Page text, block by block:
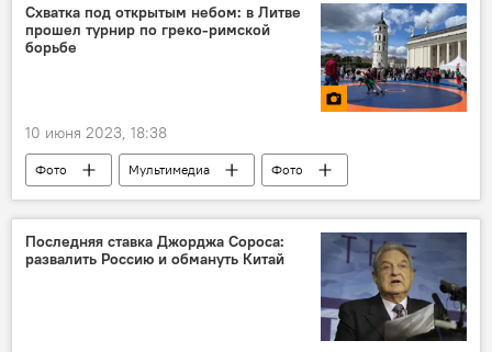
Схватка под открытым небом: в Литве
прошел турнир по греко-римской
борьбе
10 июня 2023, 18:38
Фото Мультимедиа
Фото
В Литве
Литва
Вильнюс
Последняя ставка Джорджа Сороса:
развалить Россию и обмануть Китай